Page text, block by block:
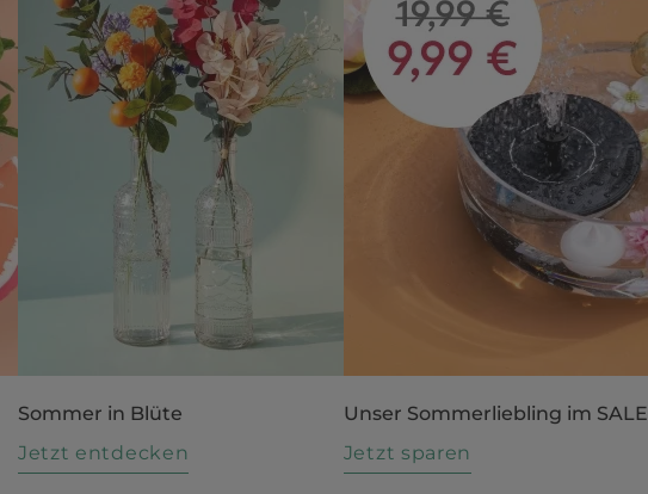
Sommer in Blüte
Jetzt entdecken
Unser Sommerliebling im SALE
Jetzt sparen